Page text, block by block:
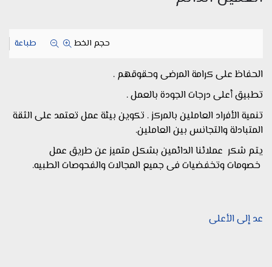
حجم الخط طباعة
الحفاظ على كرامة المرضى وحقوقهم .
تطبيق أعلى درجات الجودة بالعمل .
تنمية الأفراد العاملين بالمركز . تكوين بيئة عمل تعتمد على الثقة
المتبادلة والتجانس بين العاملين.
يتم شكر عملائنا الدائمين بشكل متميز عن طريق عمل
خصومات وتخفضيات فى جميع المجالات والفحوصات الطبيه.
عد إلى الأعلى